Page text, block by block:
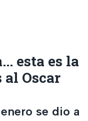
esta es la
Oscar
se dio a